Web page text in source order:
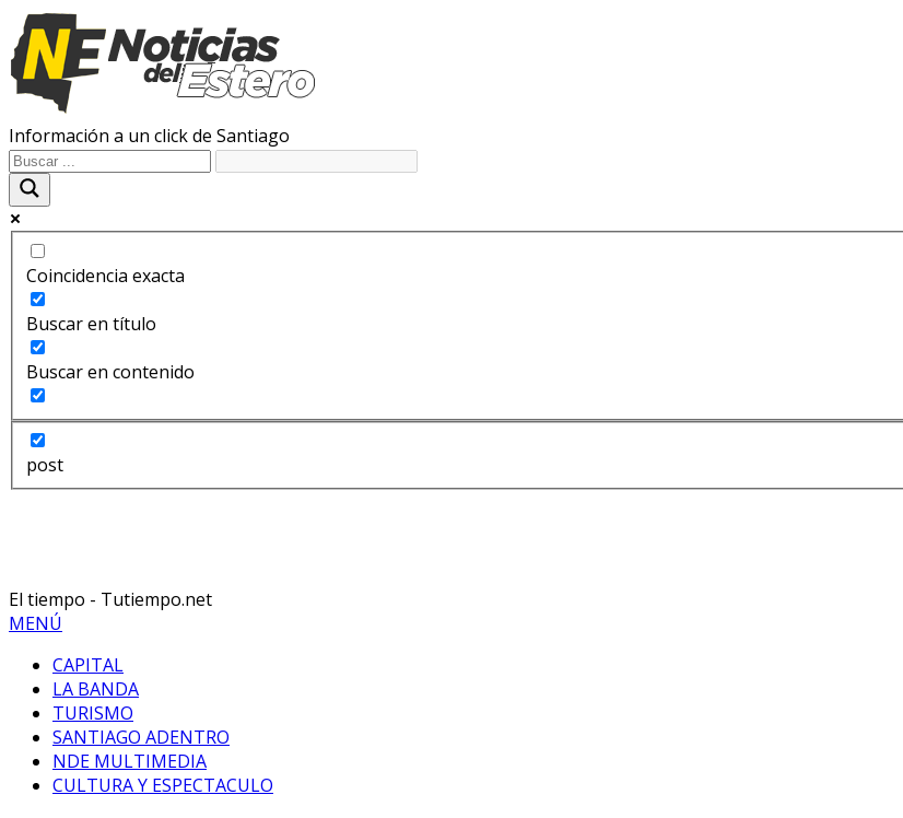
Información a un click de Santiago
Coincidencia exacta
Buscar en título
Buscar en contenido
post
El tiempo - Tutiempo.net
MENÚ
CAPITAL
LA BANDA
TURISMO
SANTIAGO ADENTRO
NDE MULTIMEDIA
CULTURA Y ESPECTACULO